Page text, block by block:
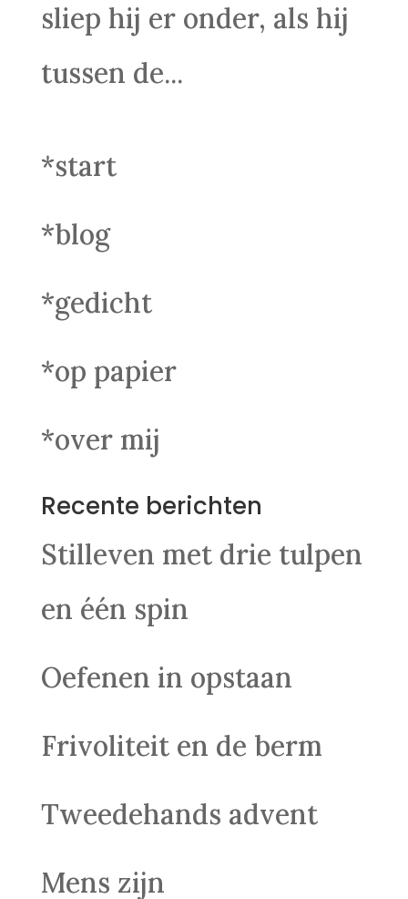
sliep hij er onder, als hij
tussen de...
*start
*blog
*gedicht
*op papier
*over mij
Recente berichten
Stilleven met drie tulpen
en één spin
Oefenen in opstaan
Frivoliteit en de berm
Tweedehands advent
Mens zijn